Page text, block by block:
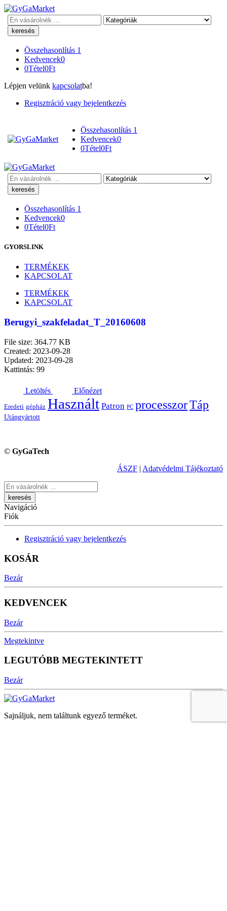
Keresés
Összehasonlítás 1
Kedvencek0
0Tétel0Ft
Lépjen velünk kapcsolatba!
Regisztráció vagy bejelentkezés
Összehasonlítás 1
Kedvencek0
0Tétel0Ft
Keresés
Összehasonlítás 1
Kedvencek0
0Tétel0Ft
GYORSLINK
TERMÉKEK
KAPCSOLAT
TERMÉKEK
KAPCSOLAT
Berugyi_szakfeladat_T_20160608
File size: 364.77 KB
Created: 2023-09-28
Updated: 2023-09-28
Kattintás: 99
Letöltés Előnézet
Eredeti gépház Használt Patron PC processzorTáp
Utángyártott
© GyGaTech
ÁSZF | Adatvédelmi Tájékoztató
Keresés
Navigáció
Fiók
Regisztráció vagy bejelentkezés
KOSÁR
Bezár
KEDVENCEK
Bezár
Megtekintve
LEGUTÓBB MEGTEKINTETT
Bezár
Sajnáljuk, nem találtunk egyező terméket.